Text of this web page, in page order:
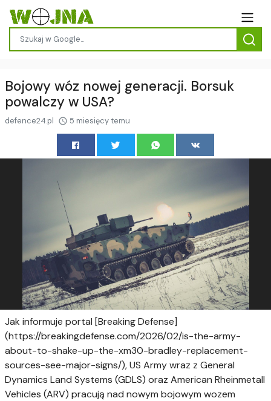
Bojowy wóz nowej generacji. Borsuk
powalczy w USA?
defence24.pl 5 miesięcy temu
Jak informuje portal [Breaking Defense]
(https://breakingdefense.com/2026/02/is-the-army-
about-to-shake-up-the-xm30-bradley-replacement-
sources-see-major-signs/), US Army wraz z General
Dynamics Land Systems (GDLS) oraz American Rheinmetall
Vehicles (ARV) pracują nad nowym bojowym wozem